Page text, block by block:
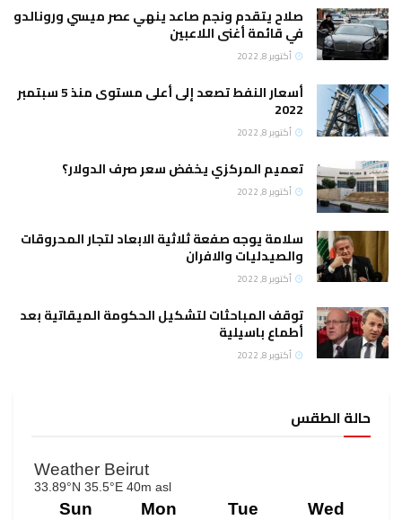
صلاح يتقدم ونجم صاعد ينهي عصر ميسي ورونالدو
في قائمة أغنى اللاعبين
أكتوبر 8, 2022
أسعار النفط تصعد إلى أعلى مستوى منذ 5 سبتمبر
2022
أكتوبر 8, 2022
تعميم المركزي يخفض سعر صرف الدولار؟
أكتوبر 8, 2022
سلامة يوجه صفعة ثلاثية الابعاد لتجار المحروقات
والصيدليات والافران
أكتوبر 8, 2022
توقف المباحثات لتشكيل الحكومة الميقاتية بعد
أطماع باسيلية
أكتوبر 8, 2022
حالة الطقس